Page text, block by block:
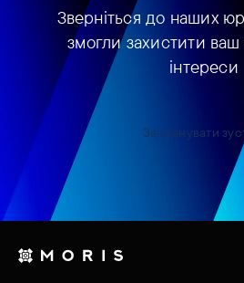
Зверніться до наших
змогли захистити ваш
інтереси
Запланувати